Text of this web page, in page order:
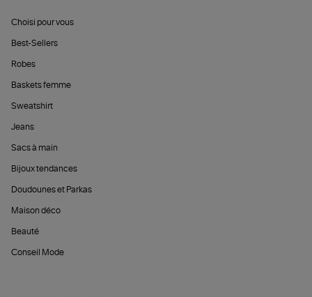
Choisi pour vous
Best-Sellers
Robes
Baskets femme
Sweatshirt
Jeans
Sacs à main
Bijoux tendances
Doudounes et Parkas
Maison déco
Beauté
Conseil Mode